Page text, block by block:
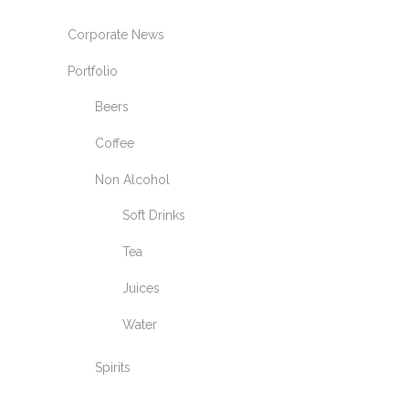
Corporate News
Portfolio
Beers
Coffee
Non Alcohol
Soft Drinks
Tea
Juices
Water
Spirits